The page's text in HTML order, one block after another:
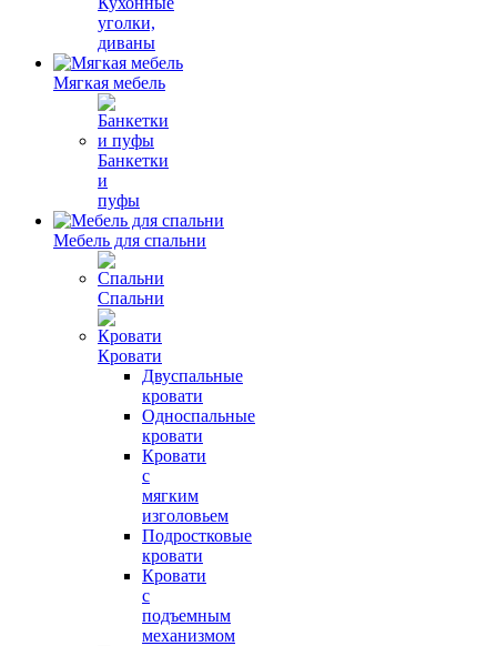
уголки,
диваны
Мягкая мебель
Банкетки
и
пуфы
Мебель для спальни
Спальни
Кровати
Двуспальные
кровати
Односпальные
кровати
Кровати
с
мягким
изголовьем
Подростковые
кровати
Кровати
с
подъемным
механизмом